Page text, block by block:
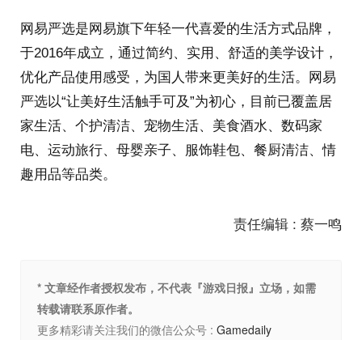
网易严选是网易旗下年轻一代喜爱的生活方式品牌，
于2016年成立，通过简约、实用、舒适的美学设计，
优化产品使用感受，为国人带来更美好的生活。网易
严选以“让美好生活触手可及”为初心，目前已覆盖居
家生活、个护清洁、宠物生活、美食酒水、数码家
电、运动旅行、母婴亲子、服饰鞋包、餐厨清洁、情
趣用品等品类。
责任编辑 : 蔡一鸣
* 文章经作者授权发布，不代表『游戏日报』立场，如需
转载请联系原作者。
更多精彩请关注我们的微信公众号 : Gamedaily